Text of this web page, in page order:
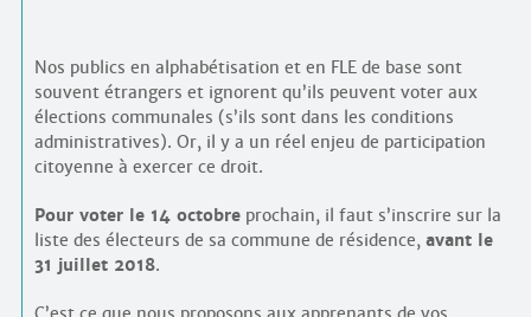
Nos publics en alphabétisation et en FLE de base sont
souvent étrangers et ignorent qu’ils peuvent voter aux
élections communales (s’ils sont dans les conditions
administratives). Or, il y a un réel enjeu de participation
citoyenne à exercer ce droit.
Pour voter le 14 octobreprochain, il faut s’inscrire sur la
liste des électeurs de sa commune de résidence, avant le
31 juillet 2018.